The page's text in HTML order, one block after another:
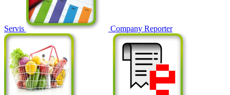
Servis Company Reporter